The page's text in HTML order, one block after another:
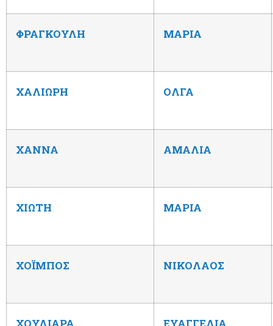
ΦΡΑΓΚΟΥΛΗ ΜΑΡΙΑ
ΧΑΛΙΩΡΗ ΟΛΓΑ
ΧΑΝΝΑ ΑΜΑΛΙΑ
ΧΙΩΤΗ ΜΑΡΙΑ
ΧΟΪΜΠΟΣ ΝΙΚΟΛΑΟΣ